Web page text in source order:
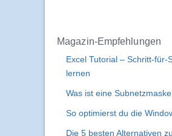
Magazin-Empfehlungen
Excel Tutorial – Schritt-für-
lernen
Was ist eine
So optimierst du die
Die 5 besten Alternativen